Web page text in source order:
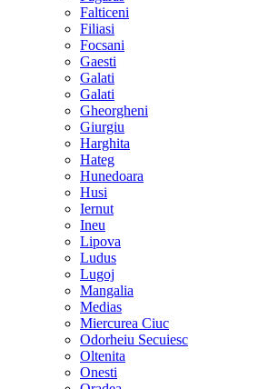
Falticeni
Filiasi
Focsani
Gaesti
Galati
Galati
Gheorgheni
Giurgiu
Harghita
Hateg
Hunedoara
Husi
Iernut
Ineu
Lipova
Ludus
Lugoj
Mangalia
Medias
Miercurea Ciuc
Odorheiu Secuiesc
Oltenita
Onesti